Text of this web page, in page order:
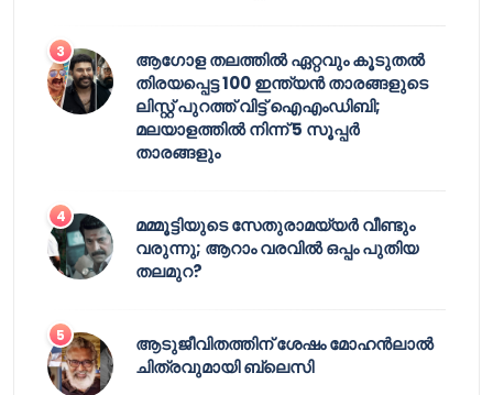
ആഗോള തലത്തിൽ ഏറ്റവും കൂടുതൽ
തിരയപ്പെട്ട 100 ഇന്ത്യൻ താരങ്ങളുടെ
ലിസ്റ്റ് പുറത്ത് വിട്ട് ഐഎംഡിബി;
മലയാളത്തിൽ നിന്ന് 5 സൂപ്പർ
താരങ്ങളും
മമ്മൂട്ടിയുടെ സേതുരാമയ്യർ വീണ്ടും
വരുന്നു; ആറാം വരവിൽ ഒപ്പം പുതിയ
തലമുറ?
ആടുജീവിതത്തിന് ശേഷം മോഹൻലാൽ
ചിത്രവുമായി ബ്ലെസി